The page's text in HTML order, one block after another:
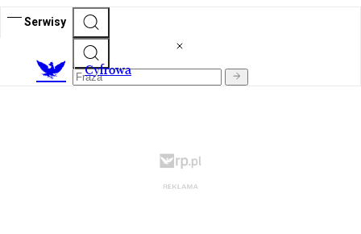
Serwisy
Cyfrowa